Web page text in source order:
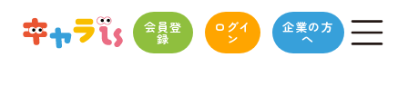
会員登
録
ログイ
ン
企業の方
へ